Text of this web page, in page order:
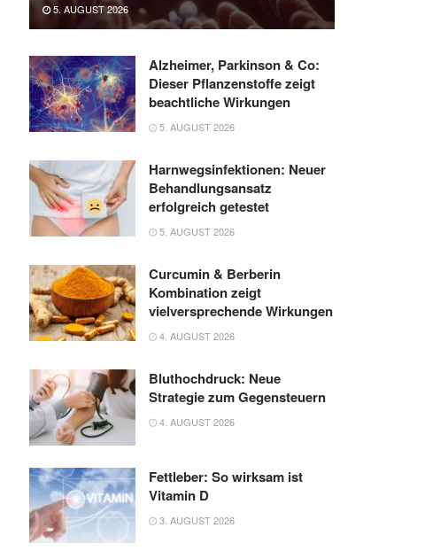
5. AUGUST 2026
Alzheimer, Parkinson & Co:
Dieser Pflanzenstoffe zeigt
beachtliche Wirkungen
5. AUGUST 2026
Harnwegsinfektionen: Neuer
Behandlungsansatz
erfolgreich getestet
5. AUGUST 2026
Curcumin & Berberin
Kombination zeigt
vielversprechende Wirkungen
4. AUGUST 2026
Bluthochdruck: Neue
Strategie zum Gegensteuern
4. AUGUST 2026
Fettleber: So wirksam ist
Vitamin D
3. AUGUST 2026